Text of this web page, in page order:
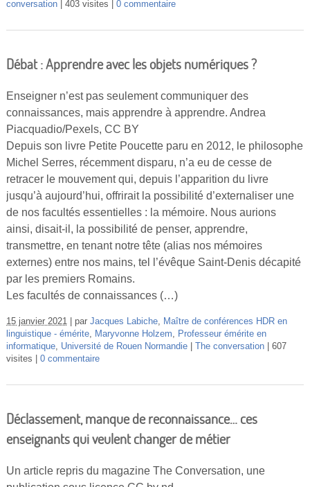
conversation 403 visites 0 commentaire
Débat : Apprendre avec les objets numériques ?
Enseigner n’est pas seulement communiquer des
connaissances, mais apprendre à apprendre. Andrea
Piacquadio/Pexels, CC BY
Depuis son livre Petite Poucette paru en 2012, le philosophe
Michel Serres, récemment disparu, n’a eu de cesse de
retracer le mouvement qui, depuis l’apparition du livre
jusqu’à aujourd’hui, offrirait la possibilité d’externaliser une
de nos facultés essentielles : la mémoire. Nous aurions
ainsi, disait-il, la possibilité de penser, apprendre,
transmettre, en tenant notre tête (alias nos mémoires
externes) entre nos mains, tel l’évêque Saint-Denis décapité
par les premiers Romains.
Les facultés de connaissances (…)
15 janvier 2021 par Jacques Labiche, Maître de conférences HDR en
linguistique - émérite, Maryvonne Holzem, Professeur émérite en
informatique, Université de Rouen Normandie The conversation
607
visites
0 commentaire
Déclassement, manque de reconnaissance… ces
enseignants qui veulent changer de métier
Un article repris du magazine The Conversation, une